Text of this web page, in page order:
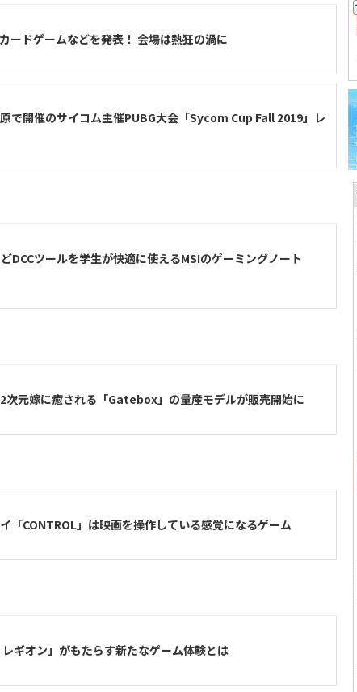
ードゲームなどを発表！ 会場は熱狂の渦に
で開催のサイコム主催PUBG大会「Sycom Cup Fall 2019」レ
ツールを学生が快適に使えるMSIのゲーミングノート
次元嫁に癒される「Gatebox」の量産モデルが販売開始に
「CONTROL」は映画を操作している感覚になるゲーム
ギオン」がもたらす新たなゲーム体験とは